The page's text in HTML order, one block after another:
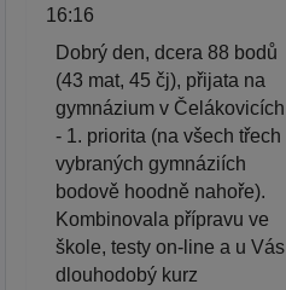
16:16
Dobrý den, dcera 88 bodů
(43 mat, 45 čj), přijata na
gymnázium v Čelákovicích
- 1. priorita (na všech třech
vybraných gymnáziích
bodově hoodně nahoře).
Kombinovala přípravu ve
škole, testy on-line a u Vás
dlouhodobý kurz